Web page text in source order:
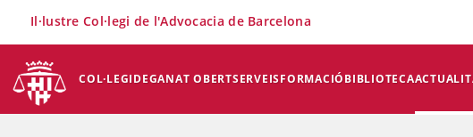
COL·LEGIDEGANAT OBERTSERVEISFORMACIÓBIBLIOTECA
Il·lustre Col·legi de l'Advocacia de Barcelona